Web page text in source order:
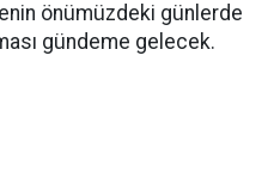
önümüzdeki günlerde
gündeme gelecek.